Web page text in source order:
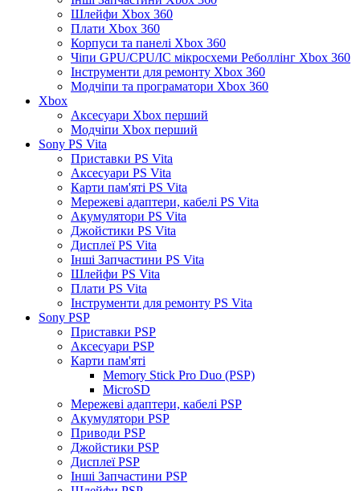
Шлейфи Xbox 360
Плати Xbox 360
Корпуси та панелі Xbox 360
Чіпи GPU/CPU/IC мікросхеми Реболлінг Xbox 360
Інструменти для ремонту Xbox 360
Модчіпи та програматори Xbox 360
Xbox
Аксесуари Xbox перший
Модчіпи Xbox перший
Sony PS Vita
Приставки PS Vita
Аксесуари PS Vita
Карти пам'яті PS Vita
Мережеві адаптери, кабелі PS Vita
Акумулятори PS Vita
Джойстики PS Vita
Дисплеї PS Vita
Інші Запчастини PS Vita
Шлейфи PS Vita
Плати PS Vita
Інструменти для ремонту PS Vita
Sony PSP
Приставки PSP
Аксесуари PSP
Карти пам'яті
Memory Stick Pro Duo (PSP)
MicroSD
Мережеві адаптери, кабелі PSP
Акумулятори PSP
Приводи PSP
Джойстики PSP
Дисплеї PSP
Інші Запчастини PSP